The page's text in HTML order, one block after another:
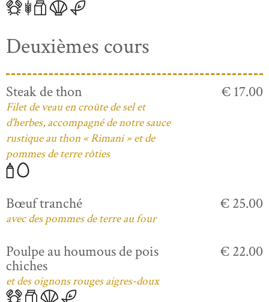
Deuxièmes cours
Steak de thon
Filet de veau en croûte de sel et
d'herbes, accompagné de notre sauce
rustique au thon « Rimani » et de
pommes de terre rôties
€ 17.00
Bœuf tranché
avec des pommes de terre au four
€ 25.00
Poulpe au houmous de pois
chiches
et des oignons rouges aigres-doux
€ 22.00